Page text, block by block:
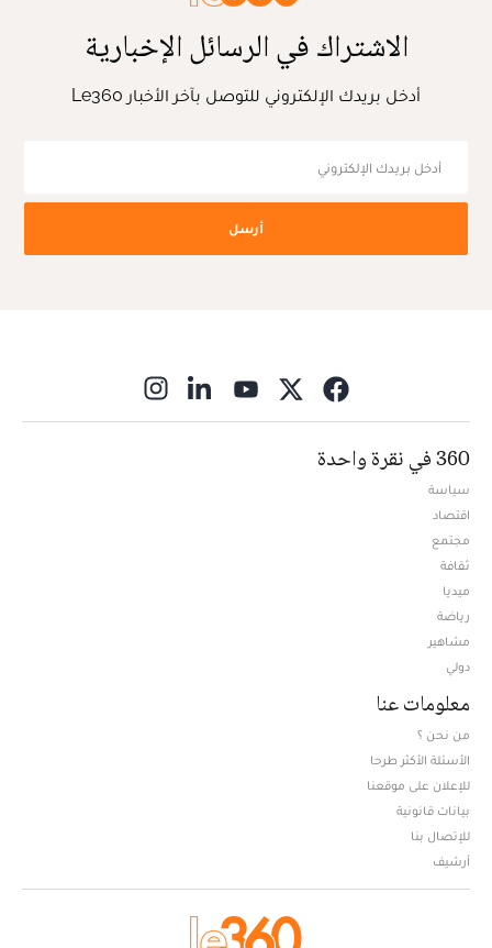
الاشتراك في الرسائل الإخبارية
أدخل بريدك الإلكتروني للتوصل بآخر الأخبار Le360
أرسل
360 في نقرة واحدة
سياسة
اقتصاد
مجتمع
ثقافة
ميديا
رياضة
مشاهير
دولي
معلومات عنا
من نحن ؟
الأسئلة الأكثر طرحا
للإعلان على موقعنا
بيانات قانونية
للإتصال بنا
أرشيف